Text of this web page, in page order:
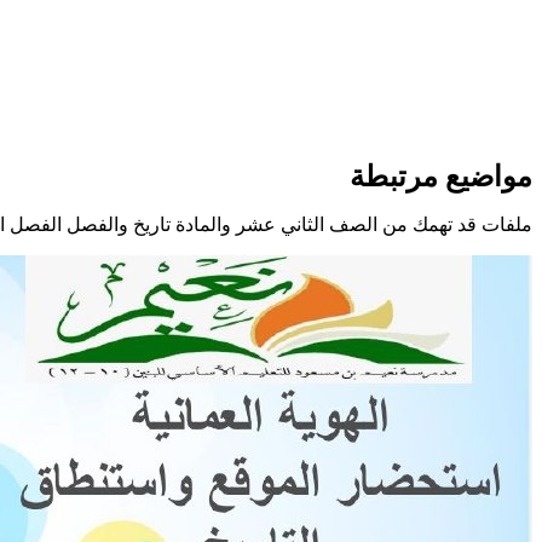
مواضيع مرتبطة
ملفات قد تهمك من الصف الثاني عشر والمادة تاريخ والفصل الفصل